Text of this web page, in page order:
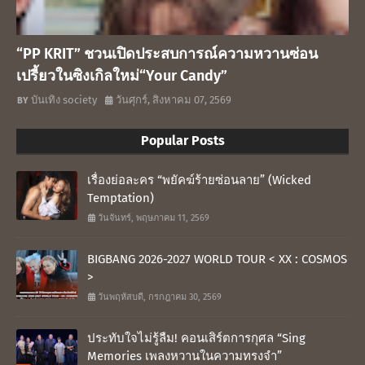
“PP KRIT” ชวนเปิดประสบการณ์ความหวานซ่อน
เปรี้ยวในซิงเกิลใหม่“Your Candy”
บันเทิง society วันศุกร์, สิงหาคม 07, 2569
Popular Posts
เรื่องย่อละคร “พยัคฆ์ร้ายซ่อนลาย” (Wicked
Temptation)
วันจันทร์, พฤษภาคม 11, 2569
BIGBANG 2026-2027 WORLD TOUR < XX : COSMOS
>
วันพฤหัสบดี, กรกฎาคม 30, 2569
ประทับใจไม่รู้ลืม! คอนเสิร์ตการกุศล “Sing
Memories เพลงหวานในความทรงจำ”